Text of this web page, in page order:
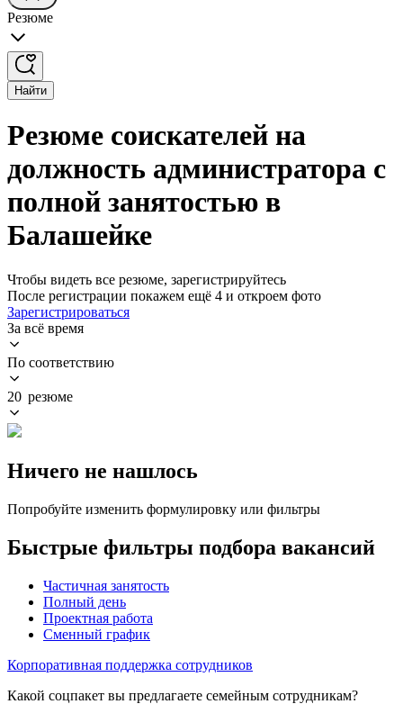
Резюме
Найти
Резюме соискателей на
должность администратора с
полной занятостью в
Балашейке
Чтобы видеть все резюме, зарегистрируйтесь
После регистрации покажем ещё 4 и откроем фото
Зарегистрироваться
За всё время
По соответствию
20 резюме
Ничего не нашлось
Попробуйте изменить формулировку или фильтры
Быстрые фильтры подбора вакансий
Частичная занятость
Полный день
Проектная работа
Сменный график
Корпоративная поддержка сотрудников
Какой соцпакет вы предлагаете семейным сотрудникам?